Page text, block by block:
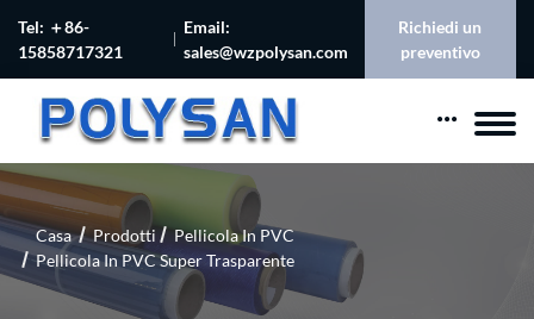
Tel: ＋86-
15858717321
Email:
sales@wzpolysan.com
Richiedi un
preventivo
Casa Prodotti
Pellicola In PVC
Pellicola In PVC Super Trasparente